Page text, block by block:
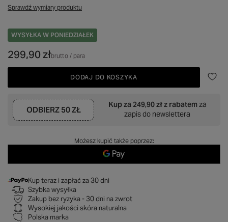
Sprawdź wymiary produktu
WYSYŁKA W PONIEDZIAŁEK
299,90 złbrutto/ para
DODAJ DO KOSZYKA
ODBIERZ 50 ZŁ
Kup za 249,90 złz rabatem za
zapis do newslettera
Możesz kupić także poprzez:
Kup teraz i zapłać za 30 dni
Szybka wysyłka
Zakup bez ryzyka - 30 dni na zwrot
Wysokiej jakości skóra naturalna
Polska marka